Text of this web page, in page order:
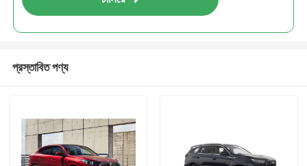
প্রস্তাবিত পণ্য